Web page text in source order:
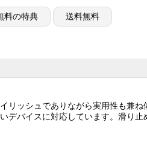
人愛用・かわいい。耐衝撃・
多機能。格安＆おしゃれ。
15promaxケース対応。
料の特典 送料無料
リッシュでありながら実用性も兼
デバイスに対応しています。滑り